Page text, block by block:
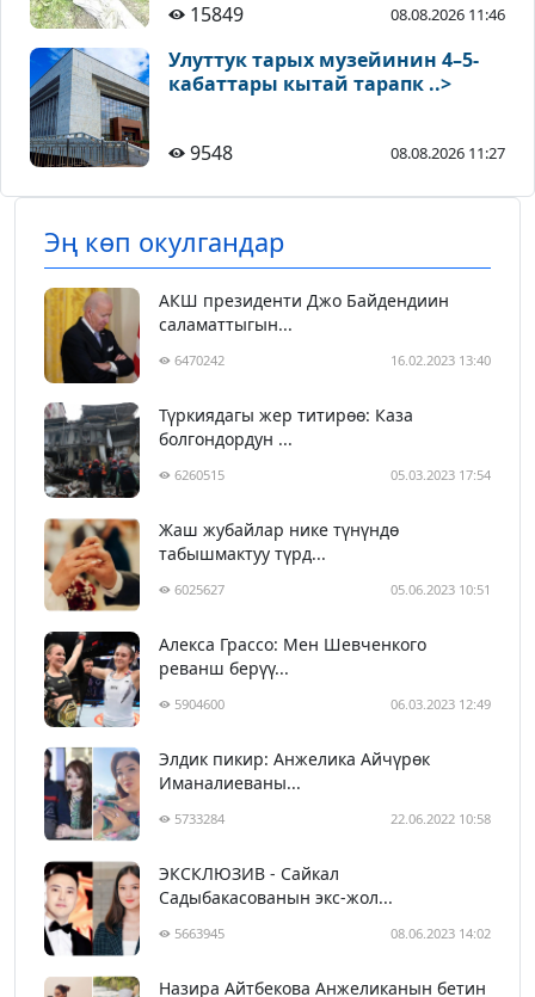
15849 08.08.2026 11:46
Улуттук тарых музейинин 4–5-
кабаттары кытай тарапк ..>
9548 08.08.2026 11:27
Эң көп окулгандар
АКШ президенти Джо Байдендиин
саламаттыгын...
6470242 16.02.2023 13:40
Түркиядагы жер титирөө: Каза
болгондордун ...
6260515 05.03.2023 17:54
Жаш жубайлар нике түнүндө
табышмактуу түрд...
6025627 05.06.2023 10:51
Алекса Грассо: Мен Шевченкого
реванш берүү...
5904600 06.03.2023 12:49
Элдик пикир: Анжелика Айчүрөк
Иманалиеваны...
5733284 22.06.2022 10:58
ЭКСКЛЮЗИВ - Сайкал
Садыбакасованын экс-жол...
5663945 08.06.2023 14:02
Назира Айтбекова Анжеликанын бетин